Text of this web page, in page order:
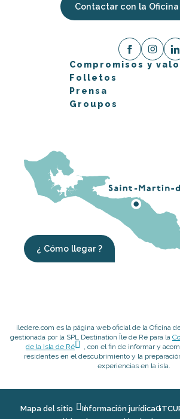
Contactar con la
Compromisos y
Folletos
Prensa
Groupos
¿ Cómo llegar ?
iledere.com es la página web oficial de la Oficina
gestionada por la SPL Destination Île de Ré para la
de la Isla de Ré
, con el fin de informar y
residentes en el descubrimiento y la
experiencias en la isla.
Mapa del sitio Información jurídicaGTCU